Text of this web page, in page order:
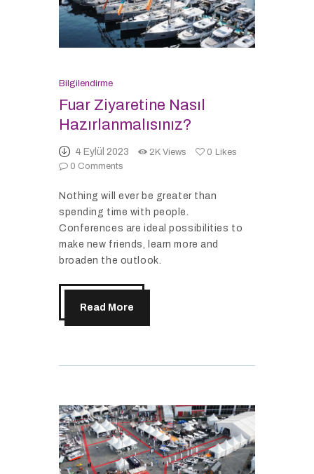
Bilgilendirme
Fuar Ziyaretine Nasıl
Hazırlanmalısınız?
4 Eylül 2023 2K Views 0 Likes
0 Comments
Nothing will ever be greater than
spending time with people.
Conferences are ideal possibilities to
make new friends, learn more and
broaden the outlook.
Read More